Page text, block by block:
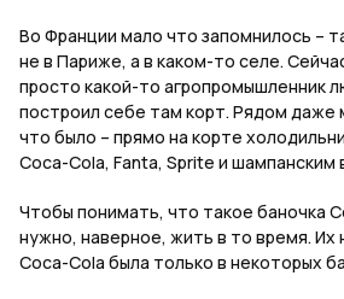
Во Франции мало что запомнилось –
не в Париже, а в каком-то селе.
просто какой-то агропромышленник
построил себе там корт. Рядом даже
что было – прямо на корте
Coca-Cola, Fanta, Sprite и шампанским
Чтобы понимать, что такое баночка
нужно, наверное, жить в то время. Их
Coca-Cola была только в некоторых